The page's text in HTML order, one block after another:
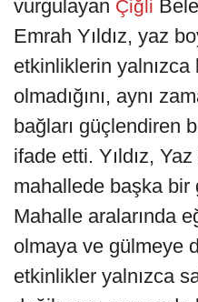
vurgulayan Çiğli
Emrah Yıldız, yaz
etkinliklerin yalnızca
olmadığını, aynı
bağları güçlendiren
ifade etti. Yıldız,
mahallede başka
Mahalle aralarında
olmaya ve gülmeye
etkinlikler yalnızca